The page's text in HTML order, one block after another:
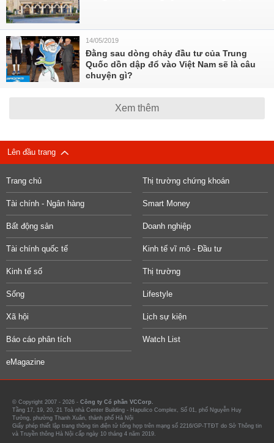
14/05/2019
Đằng sau dòng chảy đầu tư của Trung
Quốc dồn dập đổ vào Việt Nam sẽ là câu
chuyện gì?
Xem thêm
Lên đầu trang
Trang chủ Thị trường chứng khoán
Tài chính - Ngân hàng Smart Money
Bất động sản Doanh nghiệp
Tài chính quốc tế Kinh tế vĩ mô - Đầu tư
Kinh tế số Thị trường
Sống Lifestyle
Xã hội Lịch sự kiện
Báo cáo phân tích Watch List
eMagazine
© Copyright 2007 - 2026 - Công ty Cổ phần VCCorp.
Tầng 17, 19, 20, 21 Toà nhà Center Building - Hapulico Complex, Số 01, phố Nguyễn Huy
Tưởng, phường Thanh Xuân, thành phố Hà Nội
Giấy phép thiết lập trang thông tin điện tử tổng hợp trên mạng số 2216/GP-TTĐT do Sở Thông tin
và Truyền thông Hà Nội cấp ngày 10 tháng 4 năm 2019.